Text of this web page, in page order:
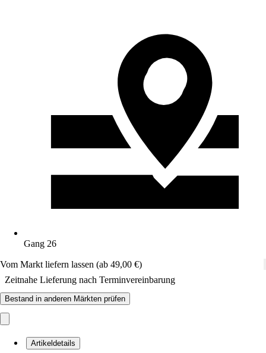
Gang 26
Vom Markt liefern lassen (ab 49,00 €)
Zeitnahe Lieferung nach Terminvereinbarung
Bestand in anderen Märkten prüfen
Artikeldetails